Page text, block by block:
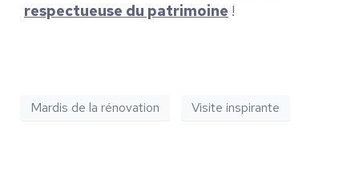
respectueuse du patrimoine !
Mardis de la rénovation Visite inspirante